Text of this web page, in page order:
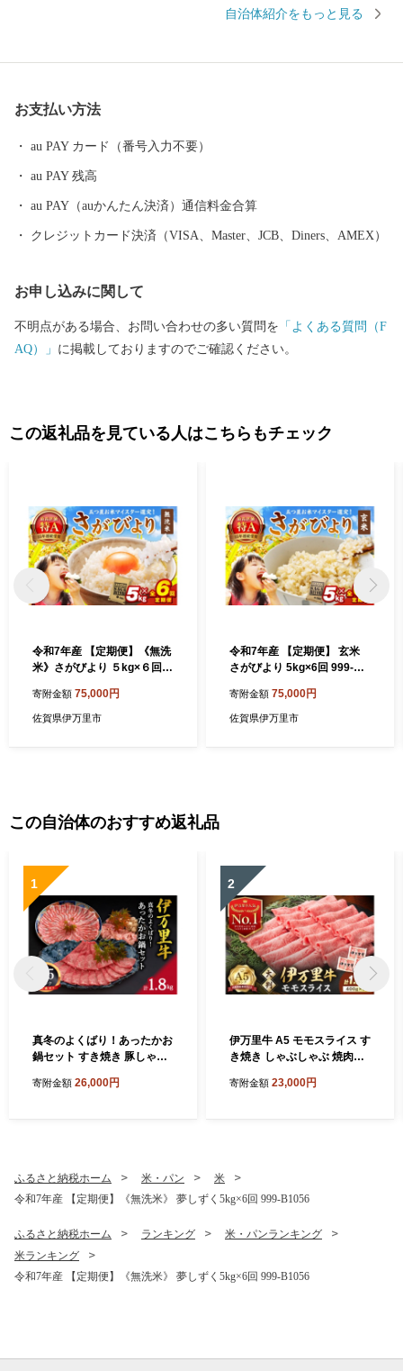
便利さはありませんが、心温かい人が集まり、心にゆとりある生
万里市が責任をもって安全に管理・保管し、第三者に譲渡・提供
する報告、伊万里市が主催・出展するふるさと納税関連イベント
情報の提供、伊万里市のふるさと納税に関する情報提供のため、
使用させていただきます。 また、情報の提供手段としては、電子
里市ふるさと納税サポート室】 電話：0955-58-9930 ＦＡＸ：050-3
自治体紹介をもっと見る
お支払い方法
au PAY カード（番号入力不要）
au PAY 残高
au PAY（auかんたん決済）通信料金合算
クレジットカード決済（VISA、Master、JCB、Diners、AMEX）
お申し込みに関して
不明点がある場合、お問い合わせの多い質問を 「よくある質問（F
AQ）」 に掲載しておりますのでご確認ください。
この返礼品を見ている人はこちらもチェック
令和7年産 【定期便】《無洗
米》さがびより ５kg×６回
寄附金額 75,000円
佐賀県伊万里市
令和7年産 【定期便】 玄米
さがびより 5kg×6回 999-B1
寄附金額 75,000円
佐賀県伊万里市
この自治体のおすすめ返礼品
1
真冬のよくばり！あったかお
鍋セット すき焼き 豚しゃぶ
寄附金額 26,000円
2
伊万里牛 A5 モモスライス す
き焼き しゃぶしゃぶ 焼肉用
国産 牛肉 赤身 薄切り 小分け
寄附金額 23,000円
ふるさと納税ホーム 米・パン
米
令和7年産 【定期便】《無洗米》 夢しずく5kg×6回 999-B1056
ふるさと納税ホーム ランキング
米・パンランキング
米ランキング
令和7年産 【定期便】《無洗米》 夢しずく5kg×6回 999-B1056